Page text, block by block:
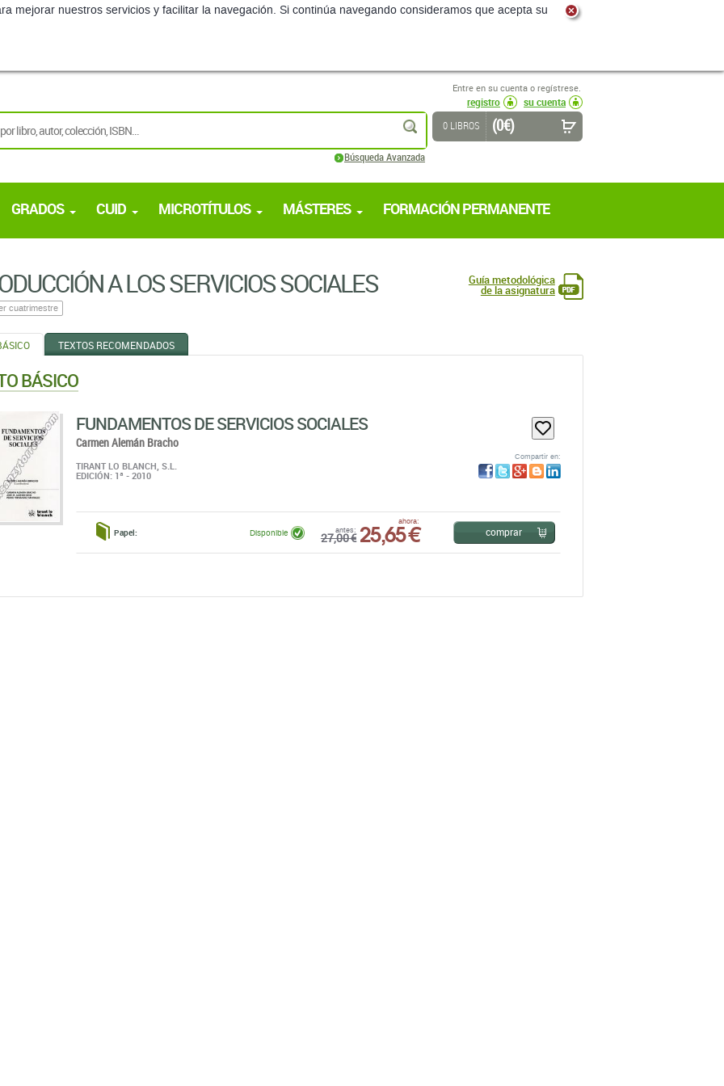
mejorar nuestros servicios y facilitar la navegación. Si continúa navegando consideramos que acepta su
Entre en su cuenta o regístrese.
registro
su cuenta
buscar
Búsqueda Avanzada
0 LIBROS (0 €)
GRADOS CUID MICROTÍTULOS MÁSTERES FORMACIÓN PERMANENTE
A LOS SERVICIOS SOCIALES
cuatrimestre
Guía metodológica
de la asignatura
TEXTOS RECOMENDADOS
BÁSICO
FUNDAMENTOS DE SERVICIOS SOCIALES
Carmen Alemán Bracho
TIRANT LO BLANCH, S.L.
EDICIÓN: 1ª - 2010
Compartir en:
Papel: antes:
27,00 €
ahora:
25,65 €
Disponible comprar